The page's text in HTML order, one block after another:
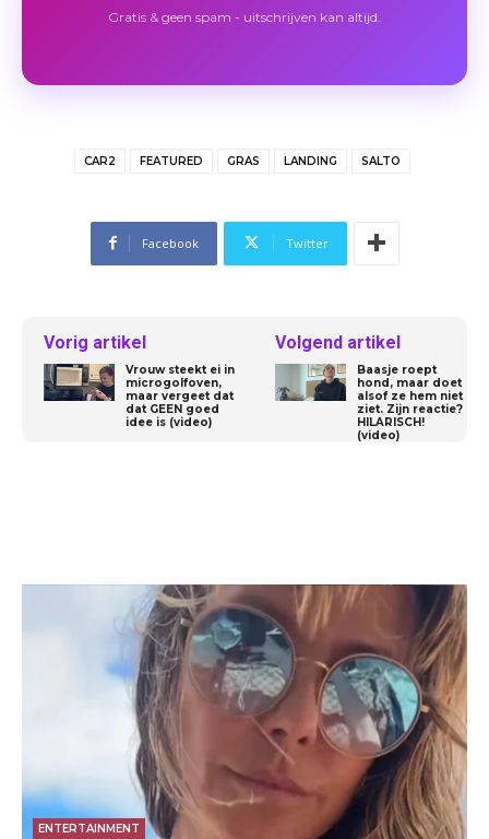
Gratis & geen spam - uitschrijven kan altijd.
CAR2 FEATURED GRAS LANDING SALTO
Facebook Twitter
Vorig artikel
Vrouw steekt ei in
microgolfoven,
maar vergeet dat
dat GEEN goed
idee is (video)
Volgend artikel
Baasje roept
hond, maar doet
alsof ze hem niet
ziet. Zijn reactie?
HILARISCH!
(video)
ENTERTAINMENT